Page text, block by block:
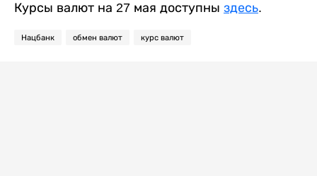
Курсы валют на 27 мая доступны здесь.
Нацбанк обмен валют курс валют